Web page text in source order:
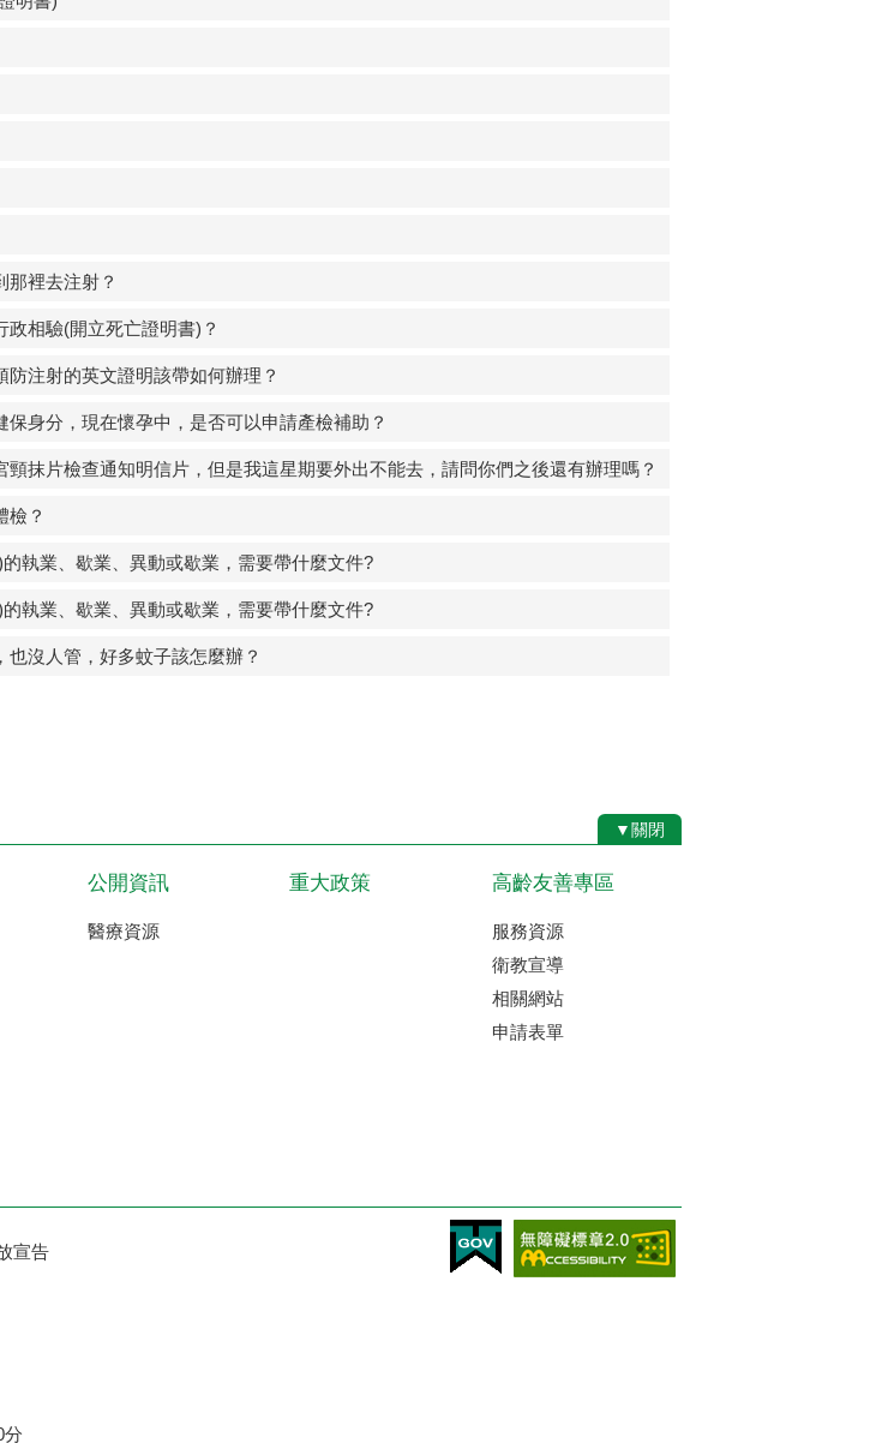
那裡去注射？
相驗(開立死亡證明書)？
注射的英文證明該帶如何辦理？
保身分，現在懷孕中，是否可以申請產檢補助？
頸抹片檢查通知明信片，但是我這星期要外出不能去，請問你們之後還有辦理嗎？
檢？
執業、歇業、異動或歇業，需要帶什麼文件?
執業、歇業、異動或歇業，需要帶什麼文件?
沒人管，好多蚊子該怎麼辦？
▼關閉
公開資訊
醫療資源
重大政策 高齡友善專區
服務資源
衛教宣導
相關網站
申請表單
宣告
分